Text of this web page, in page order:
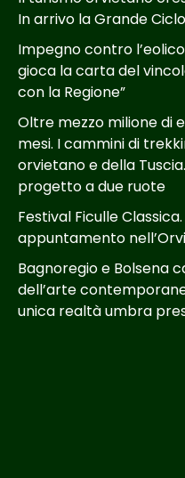
In arrivo la Grande
Impegno contro
gioca la carta del
con la Regione”
Oltre mezzo milione di
mesi. I cammini di
orvietano e della
progetto a due ruote
Festival Ficulle
appuntamento
Bagnoregio e Bolsena
dell’arte
unica realtà umbra